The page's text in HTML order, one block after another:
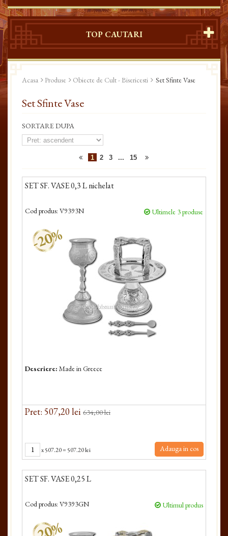
TOP CAUTARI
Acasa Produse Obiecte de Cult - Bisericesti Set Sfinte Vase
Set Sfinte Vase
SORTARE DUPA
1 2 3 ... 15
SET SF. VASE 0,3 L nichelat
Cod produs: V9393N Ultimele 3 produse
-20%
Descriere: Made in Greece
Pret: 507,20 lei 634,00 lei
x507.20= 507.20 lei Adauga in cos
SET SF. VASE 0,25 L
Cod produs: V9393GN Ultimul produs